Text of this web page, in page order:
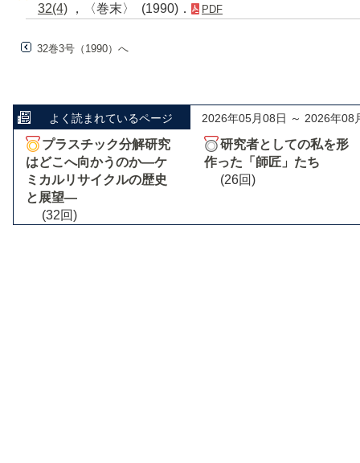
32(4) ，〈巻末〉 (1990)． PDF
32巻3号（1990）へ
よく読まれているページ 2026年05月08日 ～ 2026年08
プラスチック分解研究
はどこへ向かうのか―ケ
ミカルリサイクルの歴史
と展望―
(32回)
研究者としての私を形
作った「師匠」たち
(26回)